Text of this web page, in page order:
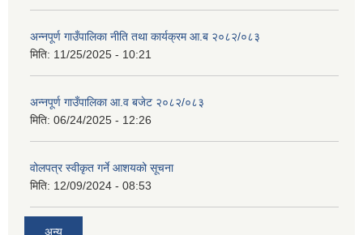
अन्नपूर्ण गाउँपालिका नीति तथा कार्यक्रम आ.ब २०८२/०८३
मिति: 11/25/2025 - 10:21
अन्नपूर्ण गाउँपालिका आ.व बजेट २०८२/०८३
मिति: 06/24/2025 - 12:26
वोलपत्र स्वीकृत गर्ने आशयको सूचना
मिति: 12/09/2024 - 08:53
अन्य